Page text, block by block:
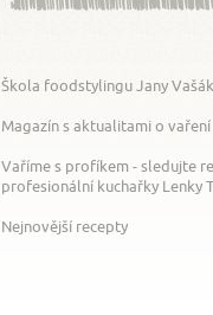
Škola foodstylingu Jany
Magazín s aktualitami o vaření
Vaříme s profíkem - sledujte
profesionální kuchařky Lenky
Nejnovější recepty